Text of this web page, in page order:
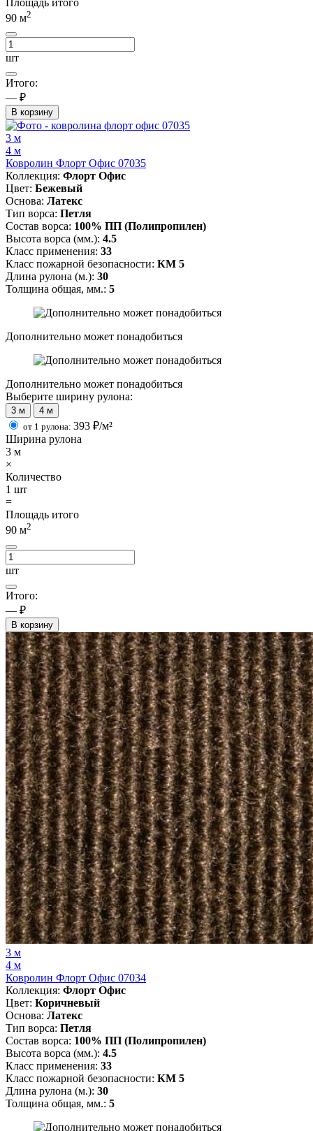
Площадь итого
90 м2
шт
Итого:
— ₽
В корзину
3 м
4 м
Ковролин Флорт Офис 07035
Коллекция: Флорт Офис
Цвет: Бежевый
Основа: Латекс
Тип ворса: Петля
Состав ворса: 100% ПП (Полипропилен)
Высота ворса (мм.): 4.5
Класс применения: 33
Класс пожарной безопасности: КМ 5
Длина рулона (м.): 30
Толщина общая, мм.: 5
Дополнительно может понадобиться
Дополнительно может понадобиться
Выберите ширину рулона:
3 м
4 м
от 1 рулона: 393 ₽/м²
Ширина рулона
3 м
×
Количество
1 шт
=
Площадь итого
90 м2
шт
Итого:
— ₽
В корзину
3 м
4 м
Ковролин Флорт Офис 07034
Коллекция: Флорт Офис
Цвет: Коричневый
Основа: Латекс
Тип ворса: Петля
Состав ворса: 100% ПП (Полипропилен)
Высота ворса (мм.): 4.5
Класс применения: 33
Класс пожарной безопасности: КМ 5
Длина рулона (м.): 30
Толщина общая, мм.: 5